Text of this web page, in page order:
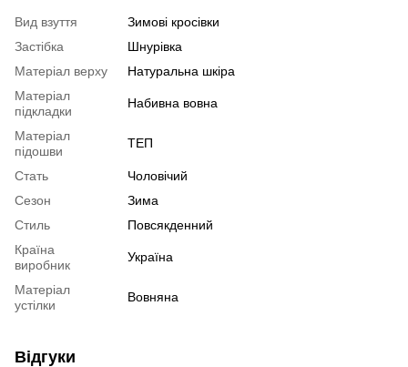
Вид взуття
Зимові кросівки
Застібка
Шнурівка
Матеріал верху
Натуральна шкіра
Матеріал
підкладки
Набивна вовна
Матеріал
підошви
ТЕП
Стать
Чоловічий
Сезон
Зима
Стиль
Повсякденний
Країна
виробник
Україна
Матеріал
устілки
Вовняна
Відгуки